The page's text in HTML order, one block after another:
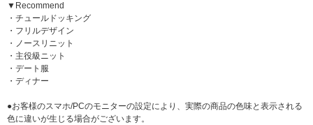
▼Recommend
・チュールドッキング
・フリルデザイン
・ノースリニット
・主役級ニット
・デート服
・ディナー
●お客様のスマホ/PCのモニターの設定により、実際の商品の色味と表示される
色に違いが生じる場合がございます。